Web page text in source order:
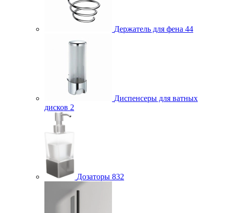
Держатель для фена 44
Диспенсеры для ватных
дисков 2
Дозаторы 832